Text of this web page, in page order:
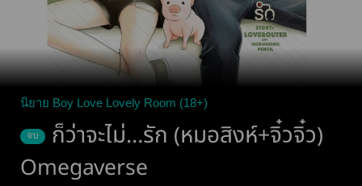
นิยาย Boy Love Lovely Room (18+)
จบ
ก็ว่าจะไม่…รัก (หมอสิงห์+จิ๋วจิ๋ว)
Omegaverse